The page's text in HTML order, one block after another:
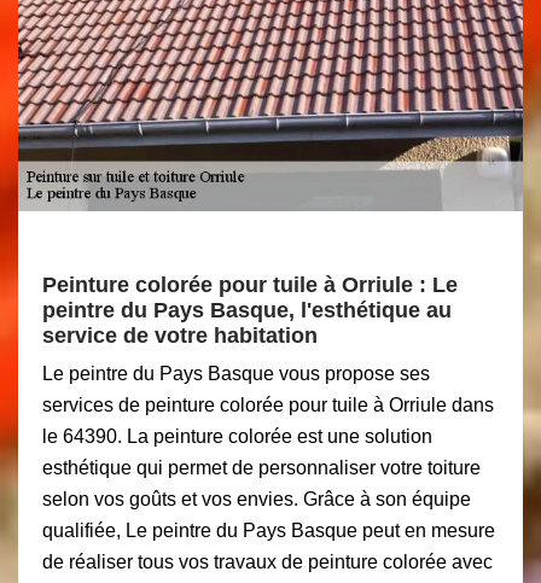
Peinture colorée pour tuile à Orriule : Le
peintre du Pays Basque, l'esthétique au
service de votre habitation
Le peintre du Pays Basque vous propose ses
services de peinture colorée pour tuile à Orriule dans
le 64390. La peinture colorée est une solution
esthétique qui permet de personnaliser votre toiture
selon vos goûts et vos envies. Grâce à son équipe
qualifiée, Le peintre du Pays Basque peut en mesure
de réaliser tous vos travaux de peinture colorée avec